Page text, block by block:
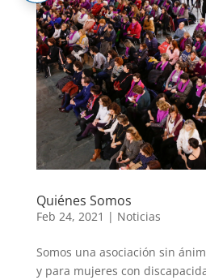
Quiénes Somos​
Feb 24, 2021 | Noticias
Somos una asociación sin
y para mujeres con